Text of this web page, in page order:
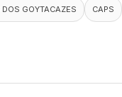
GOYTACAZES CAPS